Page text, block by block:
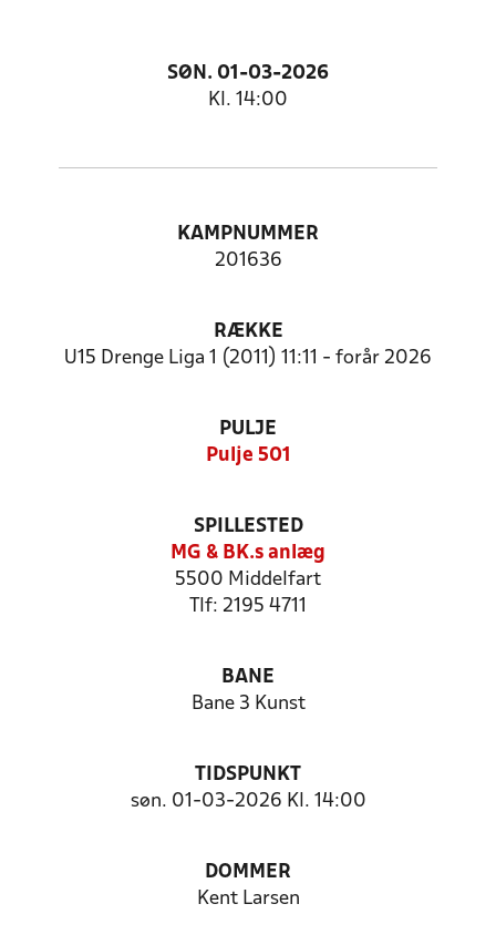
SØN. 01-03-2026
Kl. 14:00
KAMPNUMMER
201636
RÆKKE
U15 Drenge Liga 1 (2011) 11:11 - forår 2026
PULJE
Pulje 501
SPILLESTED
MG & BK.s anlæg
5500 Middelfart
Tlf: 2195 4711
BANE
Bane 3 Kunst
TIDSPUNKT
søn. 01-03-2026 Kl. 14:00
DOMMER
Kent Larsen